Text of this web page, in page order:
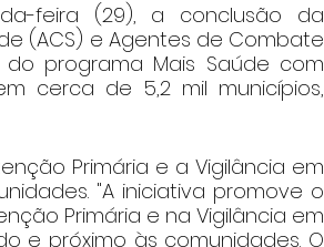
feira (29), a conclusão da
(ACS) e Agentes de Combate
programa Mais Saúde com
cerca de 5,2 mil municípios,
Primária e a Vigilância em
"A iniciativa promove o
Primária e na Vigilância em
e próximo às comunidades. O